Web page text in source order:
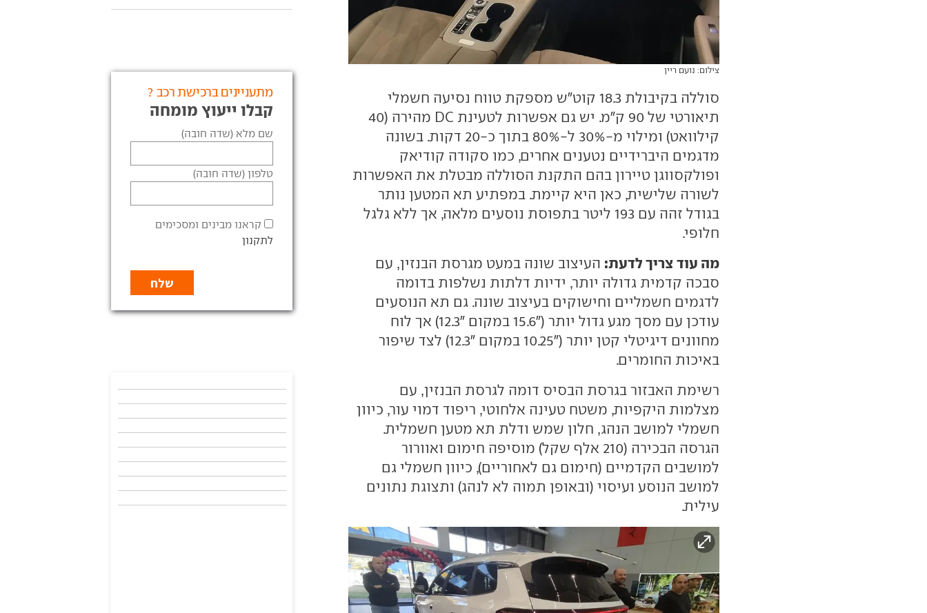
צילום: נועם ריין
סוללה בקיבולת 18.3 קוט"ש מספקת טווח נסיעה חשמלי
תיאורטי של 90 ק"מ. יש גם אפשרות לטעינת DC מהירה (40
קילוואט) ומילוי מ-30% ל-80% בתוך כ-20 דקות. בשונה
מדגמים היברידיים נטענים אחרים, כמו סקודה קודיאק
ופולקסווגן טיירון בהם התקנת הסוללה מבטלת את האפשרות
לשורה שלישית, כאן היא קיימת. במפתיע תא המטען נותר
בגודל זהה עם 193 ליטר בתפוסת נוסעים מלאה, אך ללא גלגל
חלופי.
מה עוד צריך לדעת: העיצוב שונה במעט מגרסת הבנזין, עם
סבכה קדמית גדולה יותר, ידיות דלתות נשלפות בדומה
לדגמים חשמליים וחישוקים בעיצוב שונה. גם תא הנוסעים
עודכן עם מסך מגע גדול יותר ("15.6 במקום "12.3) אך לוח
מחוונים דיגיטלי קטן יותר ("10.25 במקום "12.3) לצד שיפור
באיכות החומרים.
רשימת האבזור בגרסת הבסיס דומה לגרסת הבנזין, עם
מצלמות היקפיות, משטח טעינה אלחוטי, ריפוד דמוי עור, כיוון
חשמלי למושב הנהג, חלון שמש ודלת תא מטען חשמלית.
הגרסה הבכירה (210 אלף שקל) מוסיפה חימום ואוורור
למושבים הקדמיים (חימום גם לאחוריים), כיוון חשמלי גם
למושב הנוסע ועיסוי (ובאופן תמוה לא לנהג) ותצוגת נתונים
עילית.
מתעניינים ברכישת רכב ?
קבלו ייעוץ מומחה
שם מלא (שדה חובה)
טלפון (שדה חובה)
קראנו מבינים ומסכימים
לתקנון